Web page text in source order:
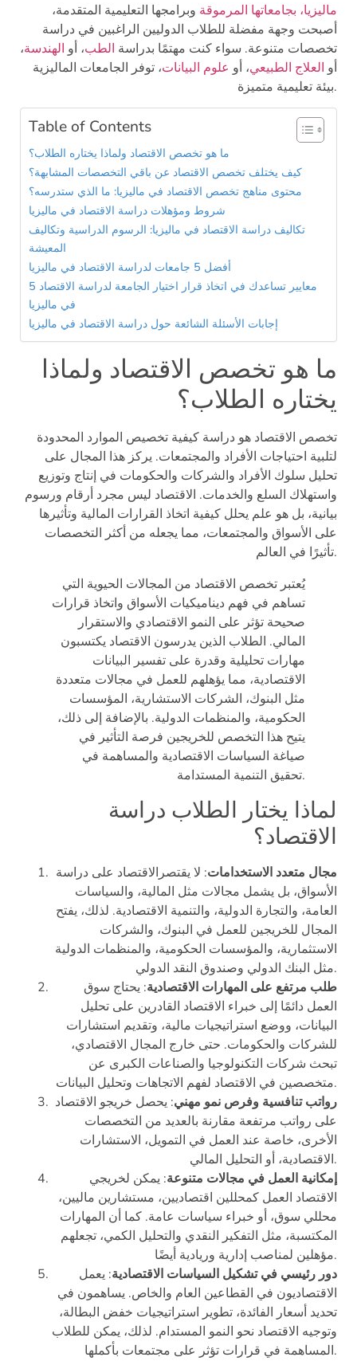
ماليزيا، بجامعاتها المرموقة وبرامجها التعليمية المتقدمة،
أصبحت وجهة مفضلة للطلاب الدوليين الراغبين في دراسة
تخصصات متنوعة. سواء كنت مهتمًا بدراسة الطب، أو الهندسة،
أو العلاج الطبيعي، أو علوم البيانات، توفر الجامعات الماليزية
بيئة تعليمية متميزة.
Table of Contents
ما هو تخصص الاقتصاد ولماذا يختاره الطلاب؟
كيف يختلف تخصص الاقتصاد عن باقي التخصصات المشابهة؟
محتوى مناهج تخصص الاقتصاد في ماليزيا: ما الذي ستدرسه؟
شروط ومؤهلات دراسة الاقتصاد في ماليزيا
تكاليف دراسة الاقتصاد في ماليزيا: الرسوم الدراسية وتكاليف
المعيشة
أفضل 5 جامعات لدراسة الاقتصاد في ماليزيا
5 معايير تساعدك في اتخاذ قرار اختيار الجامعة لدراسة الاقتصاد
في ماليزيا
إجابات الأسئلة الشائعة حول دراسة الاقتصاد في ماليزيا
ما هو تخصص الاقتصاد ولماذا
يختاره الطلاب؟
تخصص الاقتصاد هو دراسة كيفية تخصيص الموارد المحدودة
لتلبية احتياجات الأفراد والمجتمعات. يركز هذا المجال على
تحليل سلوك الأفراد والشركات والحكومات في إنتاج وتوزيع
واستهلاك السلع والخدمات. الاقتصاد ليس مجرد أرقام ورسوم
بيانية، بل هو علم يحلل كيفية اتخاذ القرارات المالية وتأثيرها
على الأسواق والمجتمعات، مما يجعله من أكثر التخصصات
تأثيرًا في العالم.
يُعتبر تخصص الاقتصاد من المجالات الحيوية التي
تساهم في فهم ديناميكيات الأسواق واتخاذ قرارات
صحيحة تؤثر على النمو الاقتصادي والاستقرار
المالي. الطلاب الذين يدرسون الاقتصاد يكتسبون
مهارات تحليلية وقدرة على تفسير البيانات
الاقتصادية، مما يؤهلهم للعمل في مجالات متعددة
مثل البنوك، الشركات الاستشارية، المؤسسات
الحكومية، والمنظمات الدولية. بالإضافة إلى ذلك،
يتيح هذا التخصص للخريجين فرصة التأثير في
صياغة السياسات الاقتصادية والمساهمة في
تحقيق التنمية المستدامة.
لماذا يختار الطلاب دراسة
الاقتصاد؟
مجال متعدد الاستخدامات: لا يقتصرالاقتصاد على دراسة
الأسواق، بل يشمل مجالات مثل المالية، والسياسات
العامة، والتجارة الدولية، والتنمية الاقتصادية. لذلك، يفتح
المجال للخريجين للعمل في البنوك، والشركات
الاستثمارية، والمؤسسات الحكومية، والمنظمات الدولية
مثل البنك الدولي وصندوق النقد الدولي.
طلب مرتفع على المهارات الاقتصادية: يحتاج سوق
العمل دائمًا إلى خبراء الاقتصاد القادرين على تحليل
البيانات، ووضع استراتيجيات مالية، وتقديم استشارات
للشركات والحكومات. حتى خارج المجال الاقتصادي،
تبحث شركات التكنولوجيا والصناعات الكبرى عن
متخصصين في الاقتصاد لفهم الاتجاهات وتحليل البيانات.
رواتب تنافسية وفرص نمو مهني: يحصل خريجو الاقتصاد
على رواتب مرتفعة مقارنة بالعديد من التخصصات
الأخرى، خاصة عند العمل في التمويل، الاستشارات
الاقتصادية، أو التحليل المالي.
إمكانية العمل في مجالات متنوعة: يمكن لخريجي
الاقتصاد العمل كمحللين اقتصاديين، مستشارين ماليين،
محللي سوق، أو خبراء سياسات عامة. كما أن المهارات
المكتسبة، مثل التفكير النقدي والتحليل الكمي، تجعلهم
مؤهلين لمناصب إدارية وريادية أيضًا.
دور رئيسي في تشكيل السياسات الاقتصادية: يعمل
الاقتصاديون في القطاعين العام والخاص. يساهمون في
تحديد أسعار الفائدة، تطوير استراتيجيات خفض البطالة،
وتوجيه الاقتصاد نحو النمو المستدام. لذلك، يمكن للطلاب
المساهمة في قرارات تؤثر على مجتمعات بأكملها.